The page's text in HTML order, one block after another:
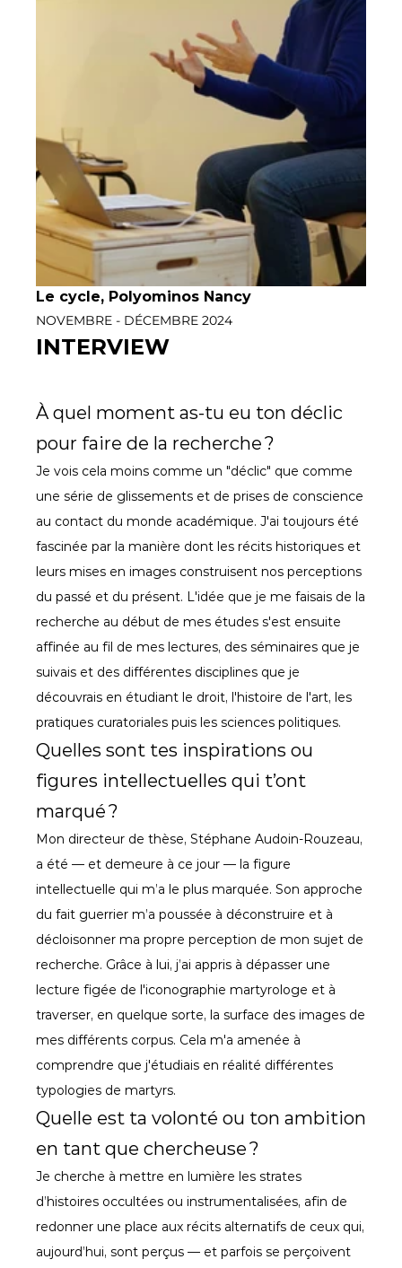
Le cycle, Polyominos Nancy
NOVEMBRE - DÉCEMBRE 2024
INTERVIEW
À quel moment as-tu eu ton déclic
pour faire de la recherche ?
Je vois cela moins comme un "déclic" que comme
une série de glissements et de prises de conscience
au contact du monde académique. J'ai toujours été
fascinée par la manière dont les récits historiques et
leurs mises en images construisent nos perceptions
du passé et du présent. L'idée que je me faisais de la
recherche au début de mes études s'est ensuite
affinée au fil de mes lectures, des séminaires que je
suivais et des différentes disciplines que je
découvrais en étudiant le droit, l'histoire de l'art, les
pratiques curatoriales puis les sciences politiques.
Quelles sont tes inspirations ou
figures intellectuelles qui t’ont
marqué ?
Mon directeur de thèse, Stéphane Audoin-Rouzeau,
a été — et demeure à ce jour — la figure
intellectuelle qui m’a le plus marquée. Son approche
du fait guerrier m’a poussée à déconstruire et à
décloisonner ma propre perception de mon sujet de
recherche. Grâce à lui, j’ai appris à dépasser une
lecture figée de l'iconographie martyrologe et à
traverser, en quelque sorte, la surface des images de
mes différents corpus. Cela m'a amenée à
comprendre que j'étudiais en réalité différentes
typologies de martyrs.
Quelle est ta volonté ou ton ambition
en tant que chercheuse ?
Je cherche à mettre en lumière les strates
d’histoires occultées ou instrumentalisées, afin de
redonner une place aux récits alternatifs de ceux qui,
aujourd’hui, sont perçus — et parfois se perçoivent